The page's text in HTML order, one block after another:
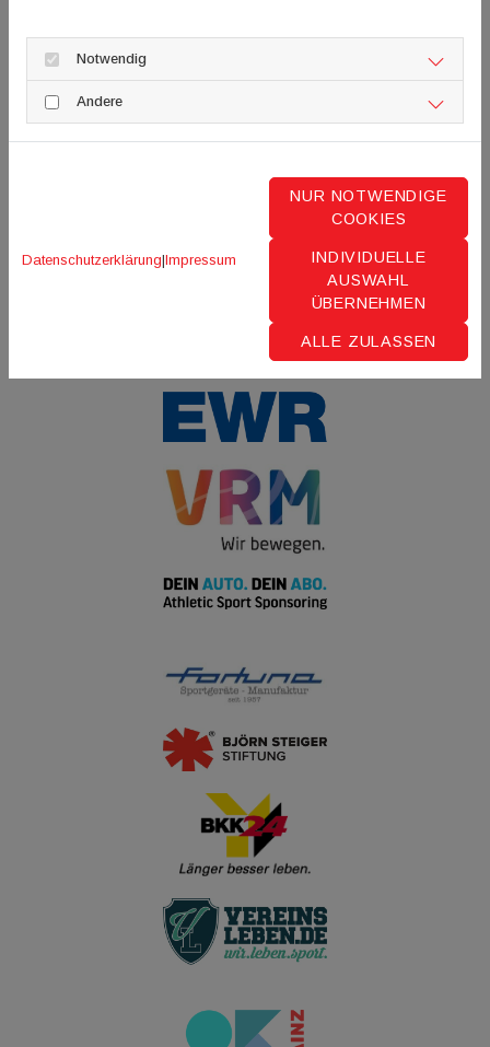
Notwendig
Andere
Datenschutzerklärung|Impressum
NUR NOTWENDIGE
COOKIES
INDIVIDUELLE
AUSWAHL
ÜBERNEHMEN
ALLE ZULASSEN